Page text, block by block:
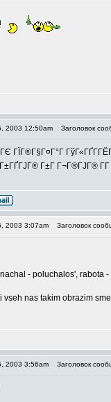
2003 12:50am Заголовок
ГЇГ®Г§Г¤Г°Г
Г±Г Г¬Г®ГЈГ® Г­Г
2003 3:07am Заголовок
- poluchalos',
nas takim obrazim
2003 3:56am Заголовок